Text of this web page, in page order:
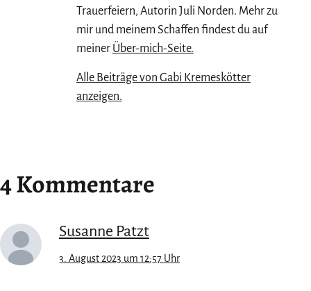
Trauerfeiern, Autorin Juli Norden. Mehr zu
mir und meinem Schaffen findest du auf
meiner Über-mich-Seite.
Alle Beiträge von Gabi Kremeskötter
anzeigen.
4 Kommentare
Susanne Patzt
3. August 2023 um 12:57 Uhr